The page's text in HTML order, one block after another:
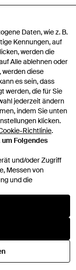
Daten, wie z. B.
Kennungen, auf
werden die
Alle ablehnen oder
diese
es sein, dass
werden, die für Sie
jederzeit ändern
indem Sie unten
klicken.
Richtlinie.
um Folgendes
und/oder Zugriff
Messen von
und die
Kleid Aus